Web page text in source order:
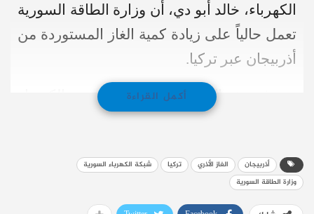
الكهرباء، خالد أبو دي، أن وزارة الطاقة السورية
تعمل حالياً على زيادة كمية الغاز المستوردة من
أذربيجان عبر تركيا.
وتهدف هذه الخطوة إلى تحسين وضع الكهرباء
المتردي في البلاد وزيادة ساعات التوصيل
تحديات حالية ووعود مستقبلية
أوضح أبو دي لموقع “نورث برس” أن الوزارة
أكمل القراءة
أذربيجان الغاز الأذري تركيا
شبكة الكهرباء السورية
وزارة الطاقة السورية